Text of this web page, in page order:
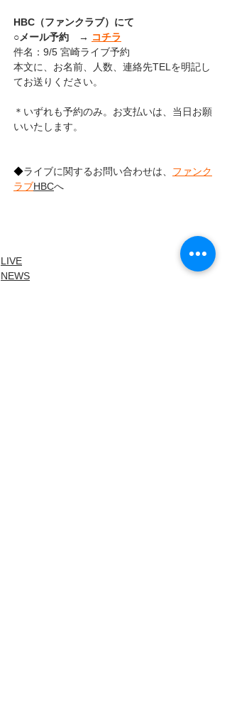
HBC（ファンクラブ）にて
○メール予約　→ コチラ
件名：9/5 宮崎ライブ予約
本文に、お名前、人数、連絡先TELを明記し
てお送りください。
＊いずれも予約のみ。お支払いは、当日お願
いいたします。
◆ライブに関するお問い合わせは、 ファンク
ラブHBCへ
LIVE
NEWS